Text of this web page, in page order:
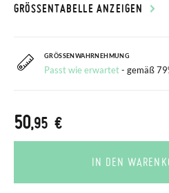
GRÖSSENTABELLE ANZEIGEN
GRÖSSENWAHRNEHMUNG
Passt wie erwartet- gemäß
50,95 €
IN DEN